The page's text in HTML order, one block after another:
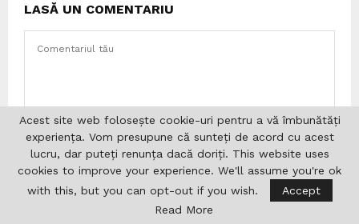
LASĂ UN COMENTARIU
Acest site web folosește cookie-uri pentru a vă îmbunătăți
experiența. Vom presupune că sunteți de acord cu acest
lucru, dar puteți renunța dacă doriți. This website uses
cookies to improve your experience. We'll assume you're ok
with this, but you can opt-out if you wish.
Accept
Read More